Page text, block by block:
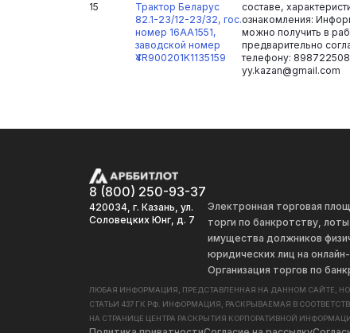
15
Трактор Беларус
82.1-23/12-23/32, гос.
номер 16АА1551,
заводской номер
Ү4R900201K1135159
составе,
ознакомления:
можно получить в
предварительно
телефону:
yy.kazan@gmail.com
8 (800) 250-93-37
420034, г. Казань, ул.
Соловецких Юнг, д. 7
Электронная торговая
торги по банкротству,
имущества должников
юридических лиц на
Организация торгов по
ЛЮБАЯ ИНФОРМАЦИЯ, ПРЕДСТАВЛЕННАЯ НА ДАННОМ САЙТЕ,
СТАТЬИ 437 ГК РФ. ИНФОРМАЦИЯ, РАСКРЫВАЕМАЯ В
НА СТРАНИЦЕ ЦЕНТРА РАСКРЫТИЯ КОРПОРАТИВНОЙ